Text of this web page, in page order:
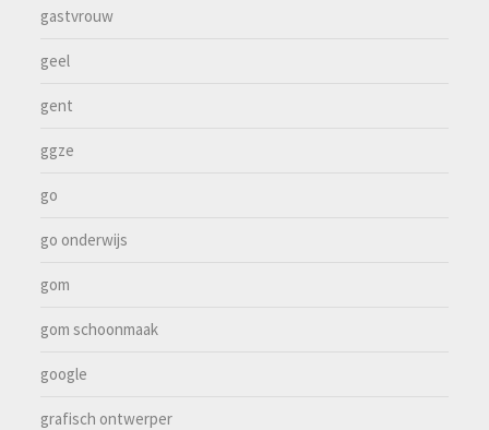
gastvrouw
geel
gent
ggze
go
go onderwijs
gom
gom schoonmaak
google
grafisch ontwerper